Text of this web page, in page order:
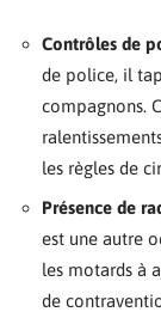
Contrôles de
de police, il
compagnons.
les règles de
Présence de
est une autre
les motards à
de